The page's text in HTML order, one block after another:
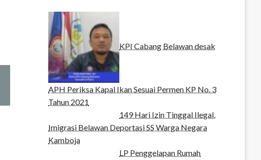
KPI Cabang Belawan desak
APH Periksa Kapal Ikan Sesuai Permen KP No. 3
Tahun 2021
149 Hari Izin Tinggal Ilegal,
Imigrasi Belawan Deportasi SS Warga Negara
Kamboja
LP Penggelapan Rumah